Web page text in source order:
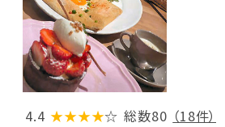
4.4 ★★★★☆ 総数80 （18件）